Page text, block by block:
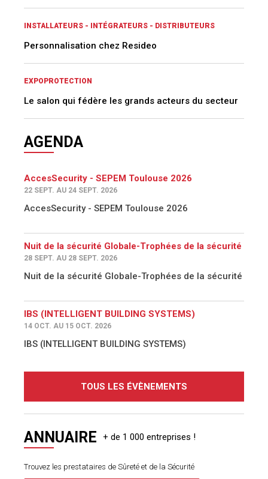
INSTALLATEURS - INTÉGRATEURS - DISTRIBUTEURS
Personnalisation chez Resideo
EXPOPROTECTION
Le salon qui fédère les grands acteurs du secteur
AGENDA
AccesSecurity - SEPEM Toulouse 2026
22 SEPT. AU 24 SEPT. 2026
AccesSecurity - SEPEM Toulouse 2026
Nuit de la sécurité Globale-Trophées de la sécurité
28 SEPT. AU 28 SEPT. 2026
Nuit de la sécurité Globale-Trophées de la sécurité
IBS (INTELLIGENT BUILDING SYSTEMS)
14 OCT. AU 15 OCT. 2026
IBS (INTELLIGENT BUILDING SYSTEMS)
TOUS LES ÉVÈNEMENTS
ANNUAIRE
Trouvez les prestataires de Sûreté et de la Sécurité